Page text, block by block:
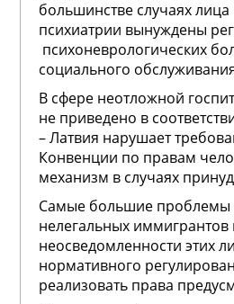
большинстве случаях
психиатрии вынуждены
психоневрологических
социального
В сфере неотложной
не приведено в
– Латвия нарушает
Конвенции по правам
механизм в случаях
Самые большие проблемы
нелегальных иммигрантов
неосведомленности этих
нормативного
реализовать права